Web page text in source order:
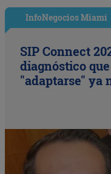
InfoNegocios Miami
SIP Connect
diagnóstico
"adaptarse" ya